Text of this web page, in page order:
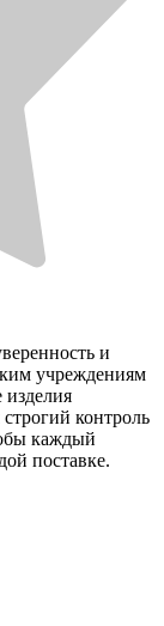
и
учреждениям
контроль
каждый
поставке.